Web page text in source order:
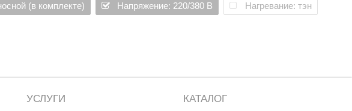
в помещении.
(в комплекте) Напряжение: 220/380 В Нагревание: тэн
УСЛУГИ КАТАЛОГ